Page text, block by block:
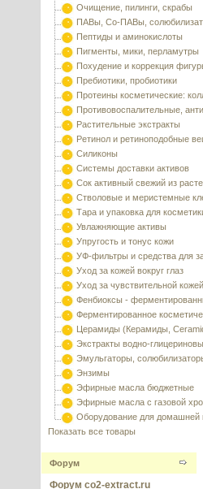
Очищение, пилинги, скрабы
ПАВы, Со-ПАВы,
Пептиды и аминокислоты
Пигменты, мики, перламутры
Похудение и коррекция
Пребиотики, пробиотики
Протеины косметические:
Противовоспалительные,
Растительные экстракты
Ретинол и ретиноподобные
Силиконы
Системы доставки активов
Сок активный свежий из
Стволовые и меристемные
Тара и упаковка для
Увлажняющие активы
Упругость и тонус кожи
УФ-фильтры и средства для
Уход за кожей вокруг глаз
Уход за чувствительной кожей
Фенбиоксы -
Ферментированное
Церамиды (Керамиды,
Экстракты водно-
Эмульгаторы,
Энзимы
Эфирные масла бюджетные
Эфирные масла с газовой
Оборудование для домашней
Показать все товары
Форум
Форум co2-extract.ru